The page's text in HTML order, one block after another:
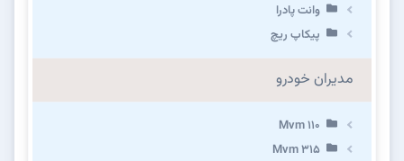
وانت پادرا
پیکاپ ریچ
مدیران خودرو
Mvm 110
Mvm 315